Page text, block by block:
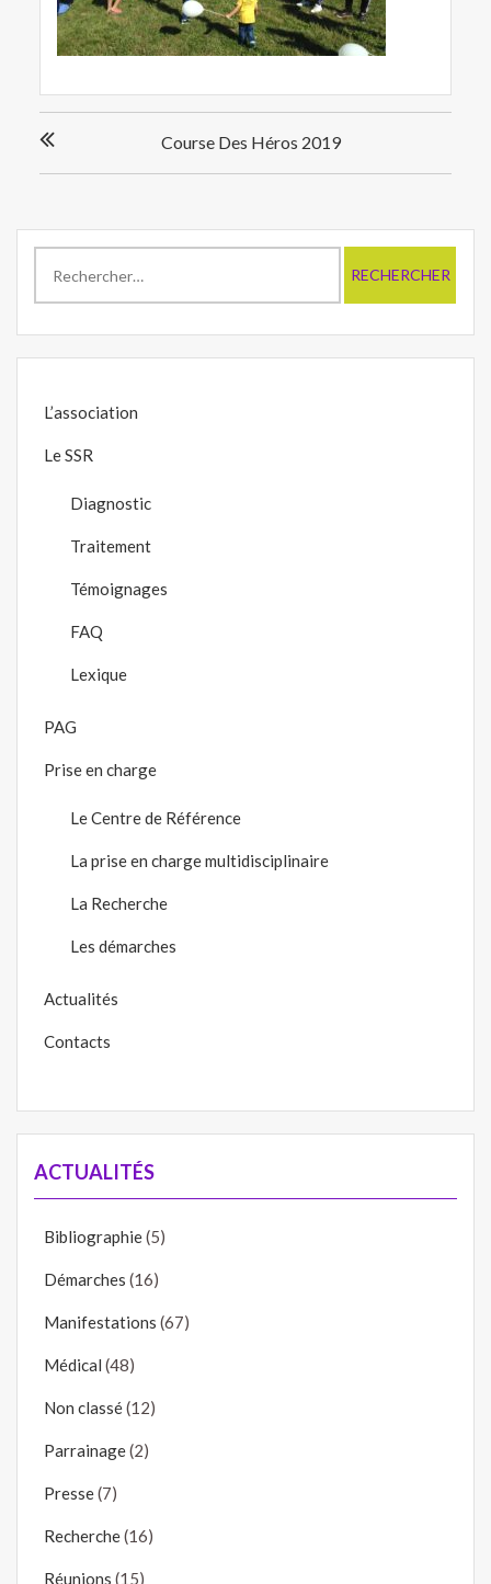
de
l’article
Course Des Héros 2019
L’association
Le SSR
Diagnostic
Traitement
Témoignages
FAQ
Lexique
PAG
Prise en charge
Le Centre de Référence
La prise en charge multidisciplinaire
La Recherche
Les démarches
Actualités
Contacts
ACTUALITÉS
Bibliographie(5)
Démarches (16)
Manifestations (67)
Médical (48)
Non classé(12)
Parrainage(2)
Presse(7)
Recherche(16)
Réunions (15)